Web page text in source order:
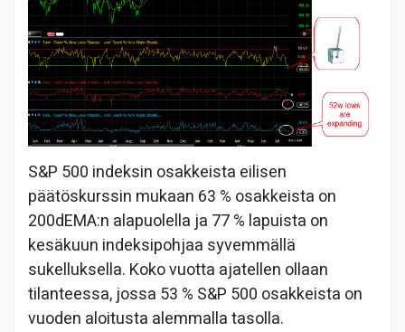
S&P 500 indeksin osakkeista eilisen
päätöskurssin mukaan 63 % osakkeista on
200dEMA:n alapuolella ja 77 % lapuista on
kesäkuun indeksipohjaa syvemmällä
sukelluksella. Koko vuotta ajatellen ollaan
tilanteessa, jossa 53 % S&P 500 osakkeista on
vuoden aloitusta alemmalla tasolla.